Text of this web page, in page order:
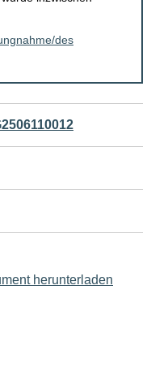
des
herunterladen